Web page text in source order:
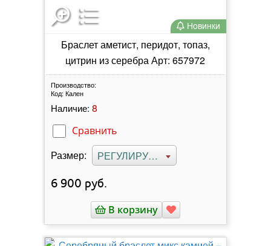
Новинки
Браслет аметист, перидот, топаз,
цитрин из серебра Арт: 657972
Производство:
Код: Кален
Наличие: 8
Сравнить
Размер: РЕГУЛИРУЕМЫЙ
6 900 руб.
В корзину